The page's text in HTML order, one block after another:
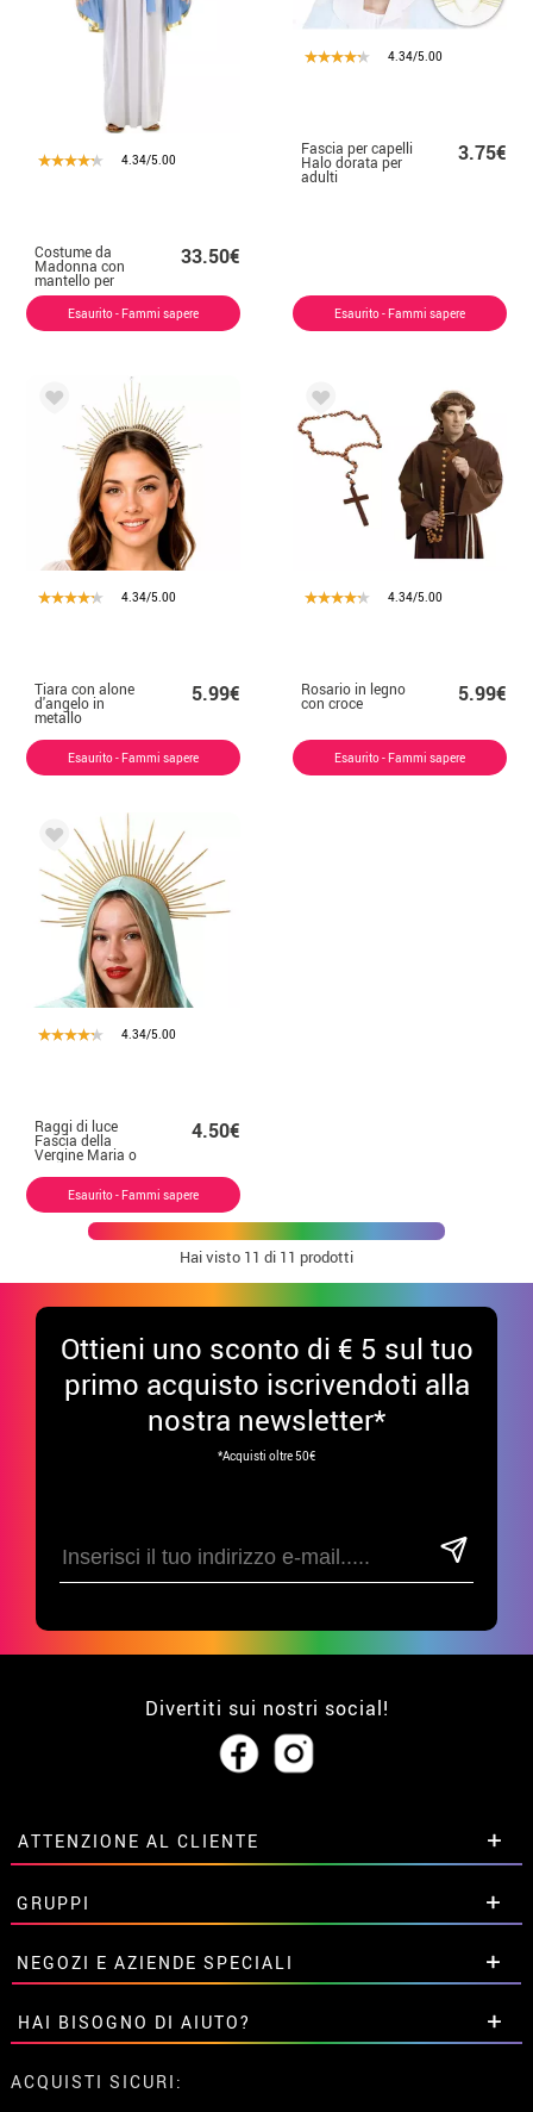
4.34/5.00
Costume da
Madonna con
mantello per
donna
33.50€
Esaurito - Fammi sapere
4.34/5.00
Fascia per capelli
Halo dorata per
adulti
3.75€
Esaurito - Fammi sapere
4.34/5.00
Tiara con alone
d'angelo in
metallo
5.99€
Esaurito - Fammi sapere
4.34/5.00
Rosario in legno
con croce 5.99€
Esaurito - Fammi sapere
4.34/5.00
Raggi di luce
Fascia della
Vergine Maria o
4.50€
Esaurito - Fammi sapere
Hai visto 11 di 11 prodotti
Ottieni uno sconto di € 5 sul tuo
primo acquisto iscrivendoti alla
nostra newsletter*
*Acquisti oltre 50€
Divertiti sui nostri social!
ATTENZIONE AL CLIENTE
• Su di noi
• Condizioni di vendita
• Avviso legale privacy
• Attenzione al cliente
• Utilizzo dei cookies
•Impostazioni dei cookie
GRUPPI
Sconti speciali per gruppi.
Contattaci qui
NEGOZI E AZIENDE SPECIALI
Sconti speciali per gruppi.
Contattaci qui
HAI BISOGNO DI AIUTO?
Non ho ancora fatto l'ordine
ACQUISTI SICURI: